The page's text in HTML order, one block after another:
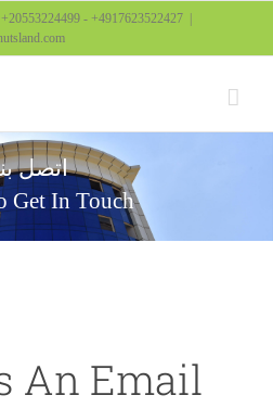
- +4917623522427
اتصل
Get In Touch
An Email